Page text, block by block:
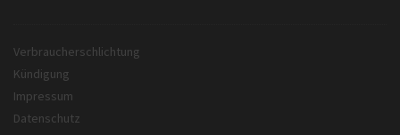
Verbraucherschlichtung
Kündigung
Impressum
Datenschutz